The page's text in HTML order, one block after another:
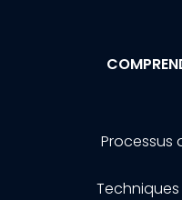
Processus